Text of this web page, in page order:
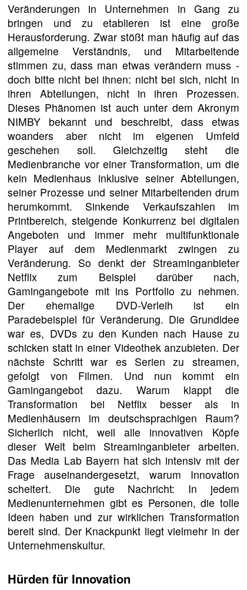
Veränderungen in Unternehmen in Gang zu
bringen und zu etablieren ist eine große
Herausforderung. Zwar stößt man häufig auf das
allgemeine Verständnis, und Mitarbeitende
stimmen zu, dass man etwas verändern muss -
doch bitte nicht bei ihnen: nicht bei sich, nicht in
ihren Abteilungen, nicht in ihren Prozessen.
Dieses Phänomen ist auch unter dem Akronym
NIMBY bekannt und beschreibt, dass etwas
woanders aber nicht im eigenen Umfeld
geschehen soll. Gleichzeitig steht die
Medienbranche vor einer Transformation, um die
kein Medienhaus inklusive seiner Abteilungen,
seiner Prozesse und seiner Mitarbeitenden drum
herumkommt. Sinkende Verkaufszahlen im
Printbereich, steigende Konkurrenz bei digitalen
Angeboten und immer mehr multifunktionale
Player auf dem Medienmarkt zwingen zu
Veränderung. So denkt der Streaminganbieter
Netflix zum Beispiel darüber nach,
Gamingangebote mit ins Portfolio zu nehmen.
Der ehemalige DVD-Verleih ist ein
Paradebeispiel für Veränderung. Die Grundidee
war es, DVDs zu den Kunden nach Hause zu
schicken statt in einer Videothek anzubieten. Der
nächste Schritt war es Serien zu streamen,
gefolgt von Filmen. Und nun kommt ein
Gamingangebot dazu. Warum klappt die
Transformation bei Netflix besser als in
Medienhäusern im deutschsprachigen Raum?
Sicherlich nicht, weil alle innovativen Köpfe
dieser Welt beim Streaminganbieter arbeiten.
Das Media Lab Bayern hat sich intensiv mit der
Frage auseinandergesetzt, warum Innovation
scheitert. Die gute Nachricht: In jedem
Medienunternehmen gibt es Personen, die tolle
Ideen haben und zur wirklichen Transformation
bereit sind. Der Knackpunkt liegt vielmehr in der
Unternehmenskultur.
Hürden für Innovation